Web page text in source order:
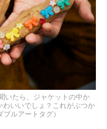
いたら、ジャケットの中か
いいでしょ？これがぶつか
ルアートタグ）